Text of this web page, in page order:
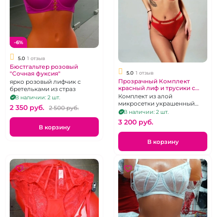
-6%
5.0 1 отзыв
Бюстгальтер розовый
"Сочная фуксия"
ярко розовый лифчик с
бретельками из страз
В наличии: 2 шт.
2 350 pуб. 2 500 pуб.
В корзину
5.0 1 отзыв
Прозрачный Комплект
красный лиф и трусики с
кольцами
Комплект из алой
микросетки украшенный
металлическими колечками.
М.
В наличии: 2 шт.
3 200 pуб.
В корзину